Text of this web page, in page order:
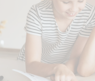
Al kopiering, analogt og digitalt,
tilladt i henhold til
der går ud over
sted efter forudgående aftale